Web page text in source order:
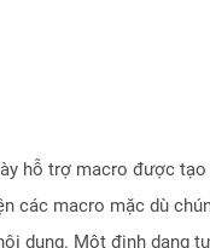
hỗ trợ macro được
các macro mặc dù
dung. Một định dạng